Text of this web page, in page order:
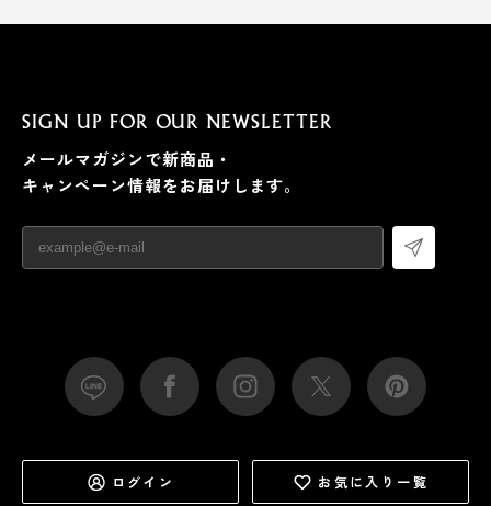
SIGN UP FOR OUR NEWSLETTER
メールマガジンで新商品・
キャンペーン情報をお届けします。
ログイン お気に入り一覧